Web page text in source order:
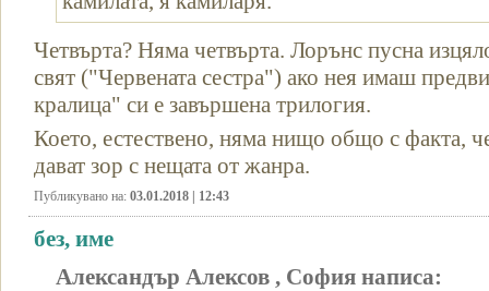
Четвърта? Няма четвърта. Лорънс пусна
свят ("Червената сестра") ако нея имаш
кралица" си е завършена трилогия.
Което, естествено, няма нищо общо с факта,
дават зор с нещата от жанра.
Публикувано на: 03.01.2018 | 12:43
без, име
Александър Алексов , София написа: